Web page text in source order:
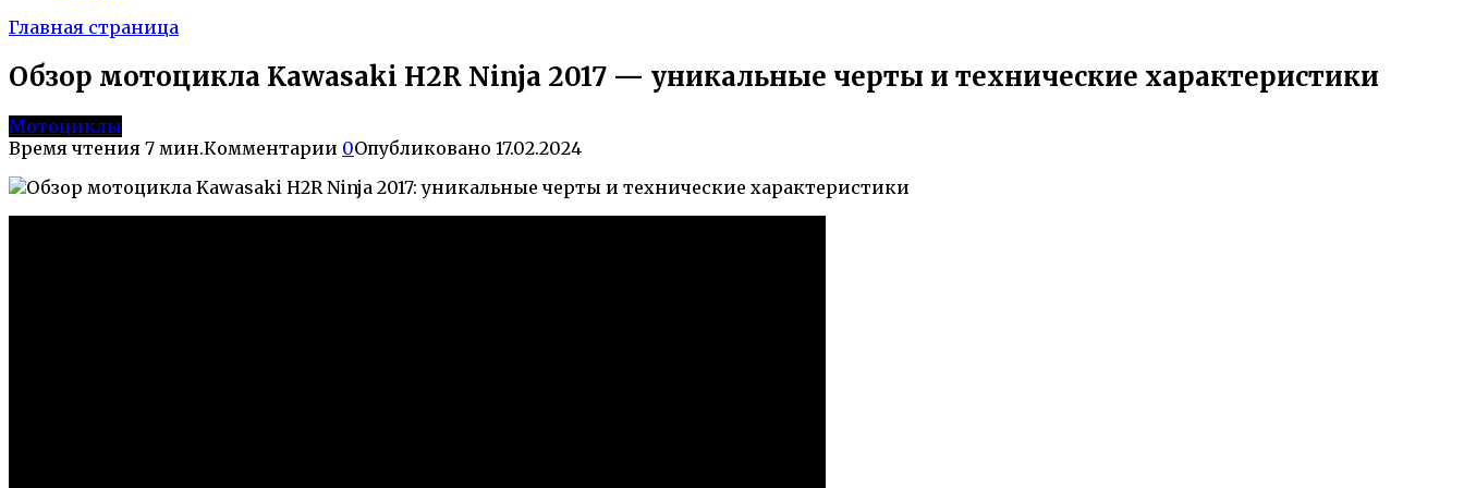
Главная страница
Обзор мотоцикла Kawasaki H2R Ninja 2017 — уникальные черты и технические характеристики
Мотоциклы
Время чтения 7 мин.Комментарии 0Опубликовано 17.02.2024